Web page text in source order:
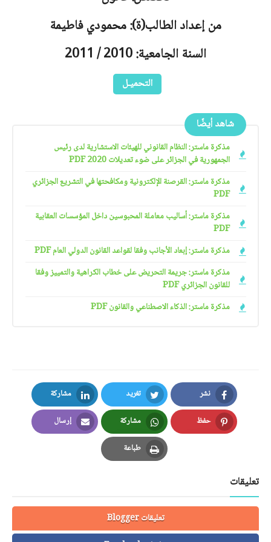
من إعداد الطالب(ة): محمودي فاطيمة
السنة الجامعية: 2010 / 2011
التحميـل
شاهد أيضًا
مذكرة ماستر: النظام القانوني للهيئات الاستشارية لدى رئيس
الجمهورية في الجزائر على ضوء تعديلات 2020 PDF
مذكرة ماستر: القرصنة الإلكترونية ومكافحتها في التشريع الجزائري
PDF
مذكرة ماستر: أساليب معاملة المحبوسين داخل المؤسسات العقابية
PDF
مذكرة ماستر: إبعاد الأجانب وفقا لقواعد القانون الدولي العام PDF
مذكرة ماستر: جريمة التحريض على خطاب الكراهية والتمييز وفقا
للقانون الجزائري PDF
مذكرة ماستر: الذكاء الاصطناعي والقانون PDF
نشر
Facebook
تغريد
Twitter
مشاركة
LinkedIn
حفظ
Pinterest
مشاركة
Whatsapp
إرسال
Email
طباعة
Print
تعليقات
تعليقات Blogger